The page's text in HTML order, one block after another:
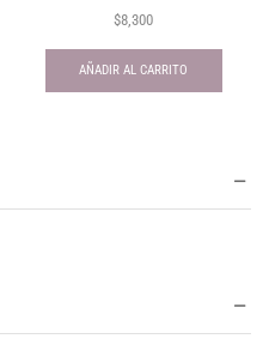
$8,300
AÑADIR AL CARRITO